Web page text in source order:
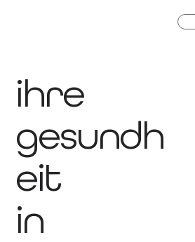
ihre
gesundh
eit
in